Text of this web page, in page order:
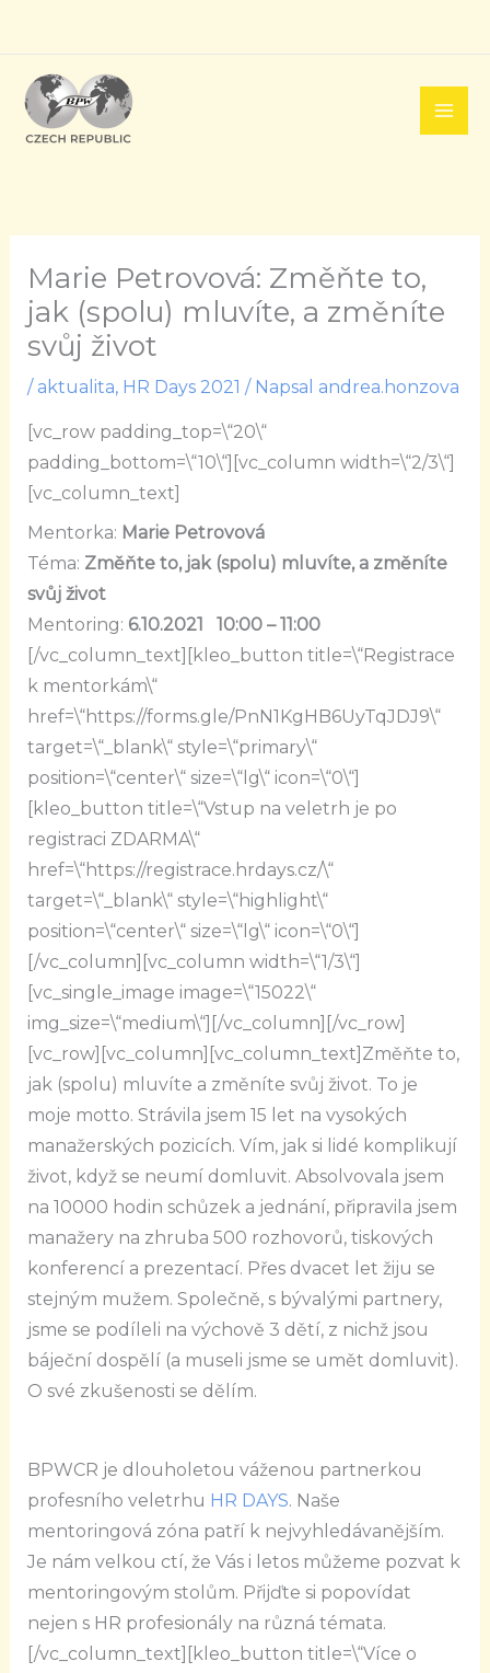
obsah
Marie Petrovová: Změňte to,
jak (spolu) mluvíte, a změníte
svůj život
/ aktualita, HR Days 2021 / Napsal andrea.honzova
[vc_row padding_top=\“20\“
padding_bottom=\“10\“][vc_column width=\“2/3\“]
[vc_column_text]
Mentorka: Marie Petrovová
Téma: Změňte to, jak (spolu) mluvíte, a změníte
svůj život
Mentoring: 6.10.2021 10:00 – 11:00
[/vc_column_text][kleo_button title=\“Registrace
k mentorkám\“
href=\“https://forms.gle/PnN1KgHB6UyTqJDJ9\“
target=\“_blank\“ style=\“primary\“
position=\“center\“ size=\“lg\“ icon=\“0\“]
[kleo_button title=\“Vstup na veletrh je po
registraci ZDARMA\“
href=\“https://registrace.hrdays.cz/\“
target=\“_blank\“ style=\“highlight\“
position=\“center\“ size=\“lg\“ icon=\“0\“]
[/vc_column][vc_column width=\“1/3\“]
[vc_single_image image=\“15022\“
img_size=\“medium\“][/vc_column][/vc_row]
[vc_row][vc_column][vc_column_text]Změňte to,
jak (spolu) mluvíte a změníte svůj život. To je
moje motto. Strávila jsem 15 let na vysokých
manažerských pozicích. Vím, jak si lidé komplikují
život, když se neumí domluvit. Absolvovala jsem
na 10000 hodin schůzek a jednání, připravila jsem
manažery na zhruba 500 rozhovorů, tiskových
konferencí a prezentací. Přes dvacet let žiju se
stejným mužem. Společně, s bývalými partnery,
jsme se podíleli na výchově 3 dětí, z nichž jsou
báječní dospělí (a museli jsme se umět domluvit).
O své zkušenosti se dělím.
BPWCR je dlouholetou váženou partnerkou
profesního veletrhu HR DAYS. Naše
mentoringová zóna patří k nejvyhledávanějším.
Je nám velkou ctí, že Vás i letos můžeme pozvat k
mentoringovým stolům. Přijďte si popovídat
nejen s HR profesionály na různá témata.
[/vc_column_text][kleo_button title=\“Více o